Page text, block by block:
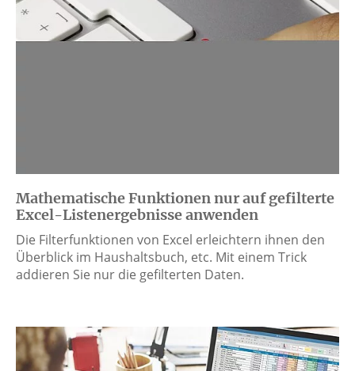
Mathematische Funktionen nur auf gefilterte
Excel-Listenergebnisse anwenden
Die Filterfunktionen von Excel erleichtern ihnen den
Überblick im Haushaltsbuch, etc. Mit einem Trick
addieren Sie nur die gefilterten Daten.